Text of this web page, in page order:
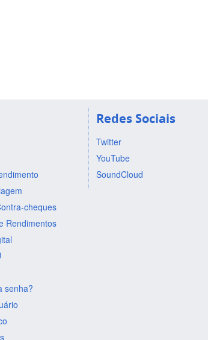
cheques
Rendimentos
senha?
Redes Sociais
Twitter
YouTube
SoundCloud